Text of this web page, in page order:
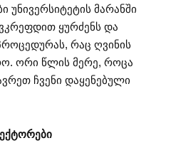
უნივერსიტეტის მარანში
ყურძენს და
რაც ღვინის
ორი წლის მერე, როცა
ჩვენი დაყენებული